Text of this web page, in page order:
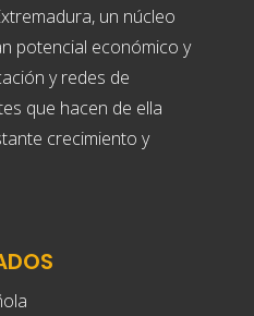
un núcleo
potencial económico y
y redes de
que hacen de ella
crecimiento y